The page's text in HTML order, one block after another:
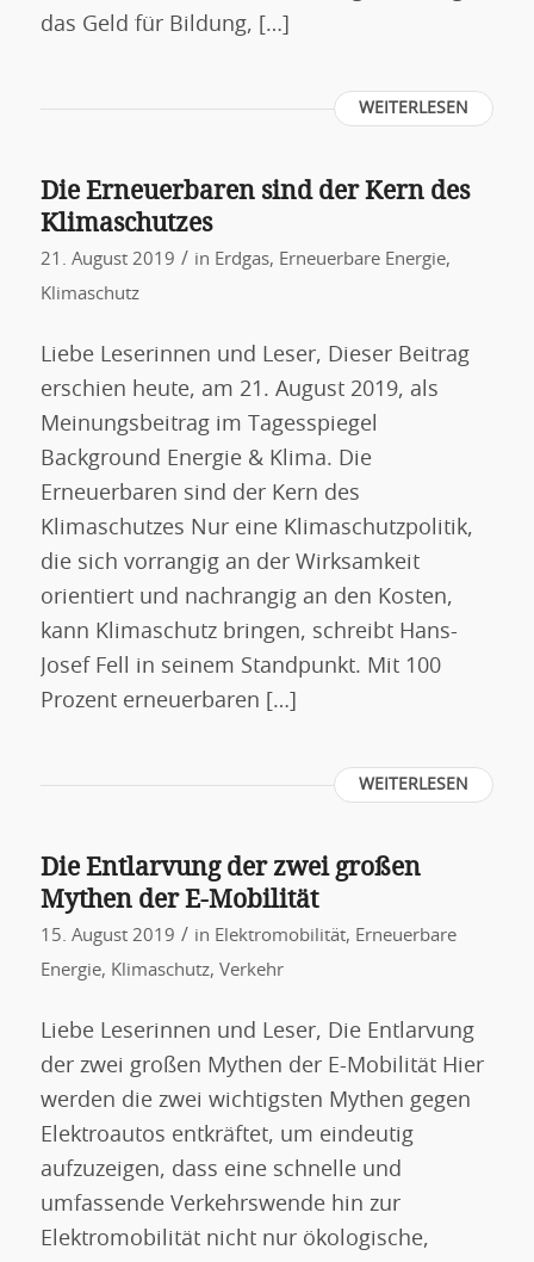
das Geld für Bildung, […]
WEITERLESEN
Die Erneuerbaren sind der Kern des
Klimaschutzes
21. August 2019 / in Erdgas, Erneuerbare Energie,
Klimaschutz
Liebe Leserinnen und Leser, Dieser Beitrag
erschien heute, am 21. August 2019, als
Meinungsbeitrag im Tagesspiegel
Background Energie & Klima. Die
Erneuerbaren sind der Kern des
Klimaschutzes Nur eine Klimaschutzpolitik,
die sich vorrangig an der Wirksamkeit
orientiert und nachrangig an den Kosten,
kann Klimaschutz bringen, schreibt Hans-
Josef Fell in seinem Standpunkt. Mit 100
Prozent erneuerbaren […]
WEITERLESEN
Die Entlarvung der zwei großen
Mythen der E-Mobilität
15. August 2019 / in Elektromobilität, Erneuerbare
Energie, Klimaschutz, Verkehr
Liebe Leserinnen und Leser, Die Entlarvung
der zwei großen Mythen der E-Mobilität Hier
werden die zwei wichtigsten Mythen gegen
Elektroautos entkräftet, um eindeutig
aufzuzeigen, dass eine schnelle und
umfassende Verkehrswende hin zur
Elektromobilität nicht nur ökologische,